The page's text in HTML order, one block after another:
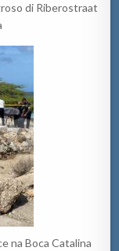
di Riberostraat
na Boca Catalina